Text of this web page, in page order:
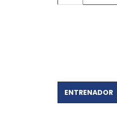
ENTRENADOR